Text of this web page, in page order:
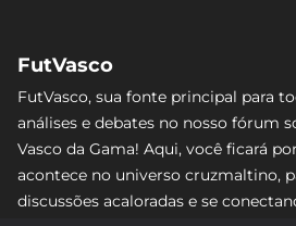
FutVasco
FutVasco, sua fonte principal para
análises e debates no nosso fórum
Vasco da Gama! Aqui, você ficará
acontece no universo cruzmaltino,
discussões acaloradas e se